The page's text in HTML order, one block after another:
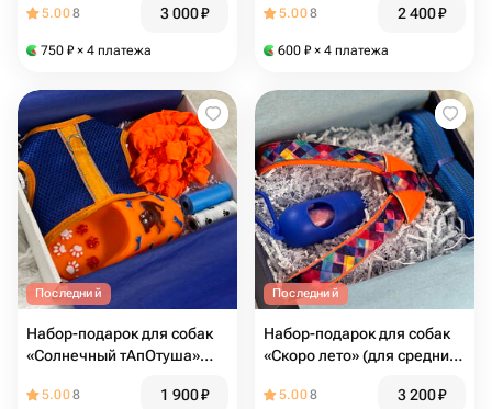
5.008 3 000₽
750 ₽ × 4 платежа
5.008 2 400₽
600 ₽ × 4 платежа
Последний
Набор-подарок для собак
«Солнечный тАпОтуша»
пород)
5.008 1 900₽
Последний
Набор-подарок для собак
«Скоро лето» (для средних
5.008 3 200₽